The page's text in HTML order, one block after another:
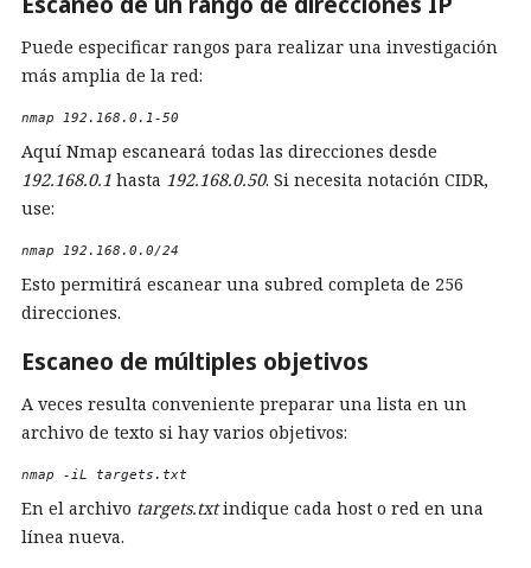
Puede especificar rangos para realizar una investigación
más amplia de la red:
nmap 192.168.0.1-50
Aquí Nmap escaneará todas las direcciones desde
192.168.0.1 hasta 192.168.0.50. Si necesita notación CIDR,
use:
nmap 192.168.0.0/24
Esto permitirá escanear una subred completa de 256
direcciones.
Escaneo de múltiples objetivos
A veces resulta conveniente preparar una lista en un
archivo de texto si hay varios objetivos:
nmap -iL targets.txt
En el archivo targets.txtindique cada host o red en una
línea nueva.